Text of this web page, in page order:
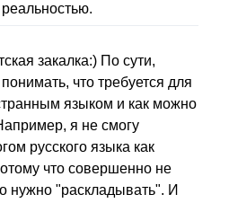
закалка:) По сути,
что требуется для
языком и как можно
я не смогу
русского языка как
что совершенно не
нужно "раскладывать". И